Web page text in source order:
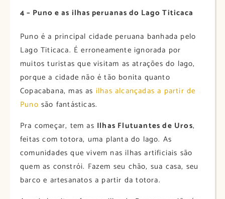
4 – Puno e as ilhas peruanas do Lago Titicaca
Puno é a principal cidade peruana banhada pelo
Lago Titicaca. É erroneamente ignorada por
muitos turistas que visitam as atrações do lago,
porque a cidade não é tão bonita quanto
Copacabana, mas as ilhas alcançadas a partir de
Puno são fantásticas.
Pra começar, tem as Ilhas Flutuantes de Uros,
feitas com totora, uma planta do lago. As
comunidades que vivem nas ilhas artificiais são
quem as constrói. Fazem seu chão, sua casa, seu
barco e artesanatos a partir da totora.